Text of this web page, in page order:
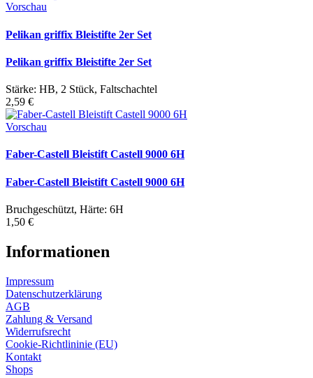
Vorschau
Pelikan griffix Bleistifte 2er Set
Pelikan griffix Bleistifte 2er Set
Stärke: HB, 2 Stück, Faltschachtel
2,59 €
Vorschau
Faber-Castell Bleistift Castell 9000 6H
Faber-Castell Bleistift Castell 9000 6H
Bruchgeschützt, Härte: 6H
1,50 €
Informationen
Impressum
Datenschutzerklärung
AGB
Zahlung & Versand
Widerrufsrecht
Cookie-Richtlininie (EU)
Kontakt
Shops